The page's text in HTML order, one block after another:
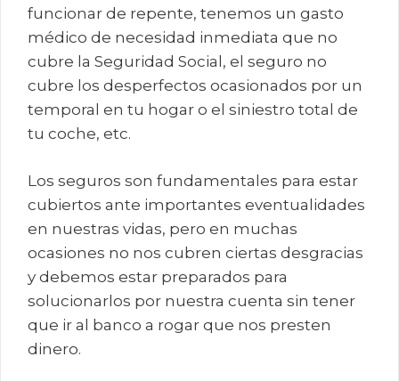
funcionar de repente, tenemos un gasto
médico de necesidad inmediata que no
cubre la Seguridad Social, el seguro no
cubre los desperfectos ocasionados por un
temporal en tu hogar o el siniestro total de
tu coche, etc.
Los seguros son fundamentales para estar
cubiertos ante importantes eventualidades
en nuestras vidas, pero en muchas
ocasiones no nos cubren ciertas desgracias
y debemos estar preparados para
solucionarlos por nuestra cuenta sin tener
que ir al banco a rogar que nos presten
dinero.